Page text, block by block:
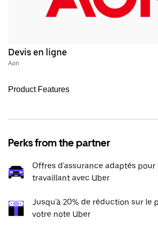
Devis en ligne
Aon
Product Features
Perks from the partner
Offres d'assurance adaptés
travaillant avec Uber
Jusqu'à 20% de réduction sur le
votre note Uber